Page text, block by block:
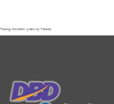
FaLang translation system by Faboba